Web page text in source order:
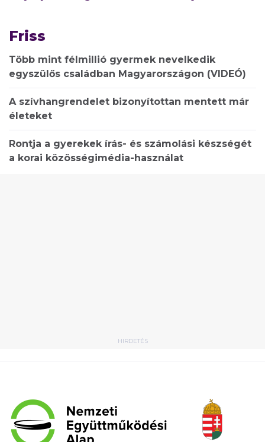
Friss
Több mint félmillió gyermek nevelkedik
egyszülős családban Magyarországon (VIDEÓ)
A szívhangrendelet bizonyítottan mentett már
életeket
Rontja a gyerekek írás- és számolási készségét
a korai közösségimédia-használat
HIRDETÉS